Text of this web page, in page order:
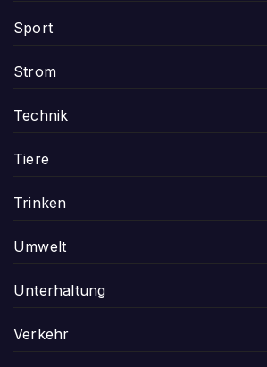
Sport
Strom
Technik
Tiere
Trinken
Umwelt
Unterhaltung
Verkehr